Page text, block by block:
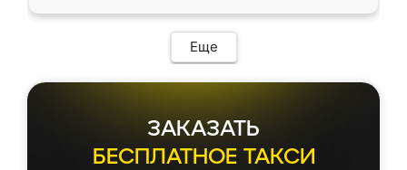
мебель сразу встала на свое место без
каких-либо доработок. Качеством осталась
довольна, все выглядит так, как и ожидала.
Еще
ЗАКАЗАТЬ
БЕСПЛАТНОЕ ТАКСИ